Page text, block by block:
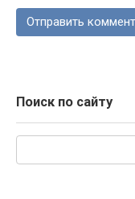
Поиск по сайту